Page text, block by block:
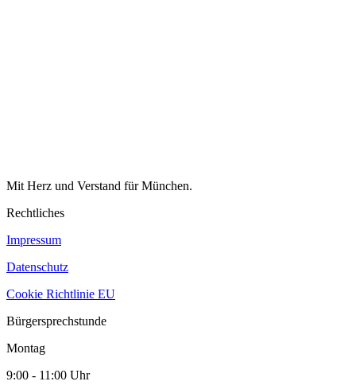
Mit Herz und Verstand für München.
Rechtliches
Impressum
Datenschutz
Cookie Richtlinie EU
Bürgersprechstunde
Montag
9:00 - 11:00 Uhr